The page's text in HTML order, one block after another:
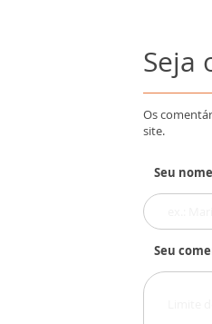
Seja
Os
site.
Seu nome
Seu